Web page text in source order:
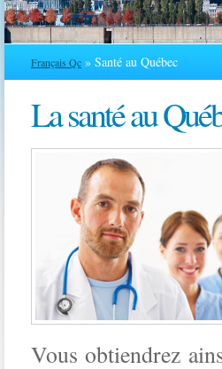
Français Qc » Santé au Québec
La santé au
Vous obtiendrez